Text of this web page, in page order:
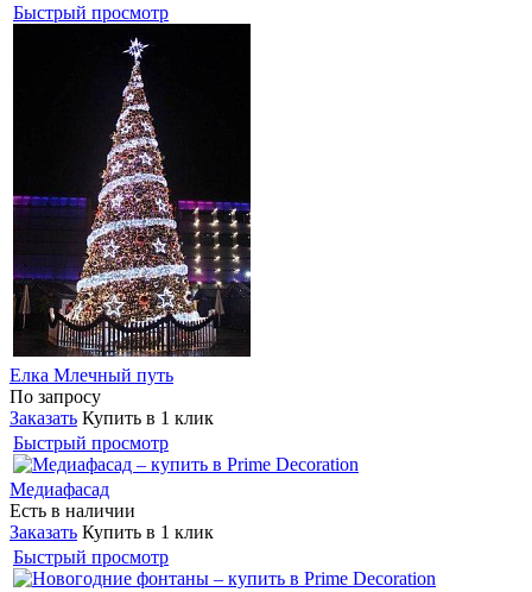
Быстрый просмотр
Елка Млечный путь
По запросу
Заказать Купить в 1 клик
Быстрый просмотр
Медиафасад
Есть в наличии
Заказать Купить в 1 клик
Быстрый просмотр